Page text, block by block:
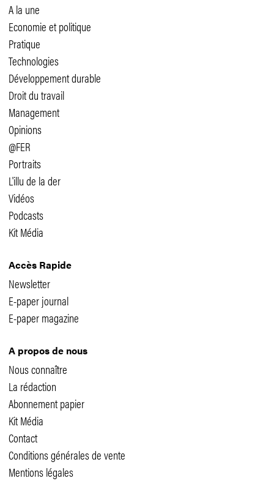
A la une
Economie et politique
Pratique
Technologies
Développement durable
Droit du travail
Management
Opinions
@FER
Portraits
L'illu de la der
Vidéos
Podcasts
Kit Média
Accès Rapide
Newsletter
E-paper journal
E-paper magazine
A propos de nous
Nous connaître
La rédaction
Abonnement papier
Kit Média
Contact
Conditions générales de vente
Mentions légales